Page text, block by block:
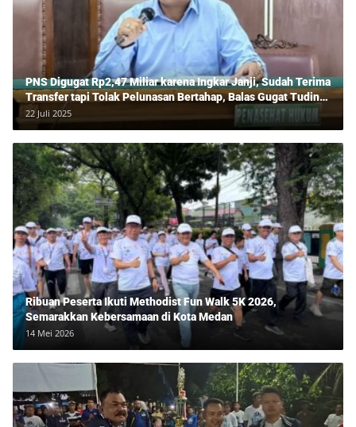
PNS Digugat Rp2,47 Miliar karena Ingkar Janji, Sudah Terima
Transfer tapi Tolak Pelunasan Bertahap, Balas Gugat Tuding
Lawan Tipu Rp850 Juta
22 Juli 2025
Ribuan Peserta Ikuti Methodist Fun Walk 5K 2026,
Semarakkan Kebersamaan di Kota Medan
14 Mei 2026